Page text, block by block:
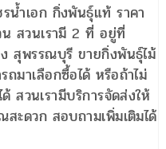
น้ำเอก กิ่งพันธุ์แท้ ราคา
สวนเรามี 2 ที่ อยู่ที่
สุพรรณบุรี ขายกิ่งพันธุ์ไม้
มาเลือกซื้อได้ หรือถ้าไม่
สวนเรามีบริการจัดส่งให้
ะดวก สอบถามเพิ่มเติมได้